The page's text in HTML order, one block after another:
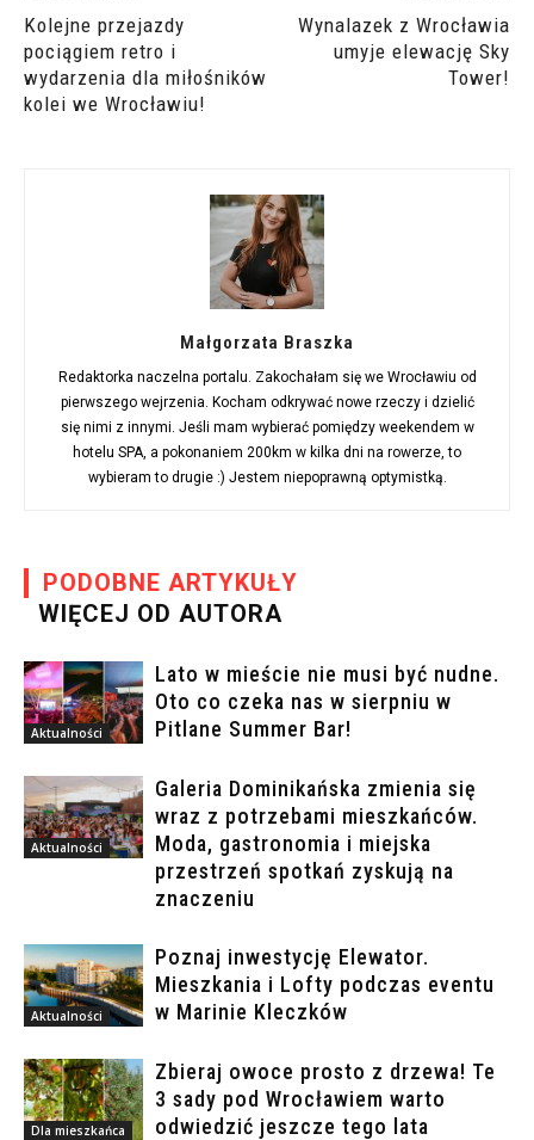
Kolejne przejazdy
pociągiem retro i
wydarzenia dla miłośników
kolei we Wrocławiu!
Wynalazek z Wrocławia
umyje elewację Sky
Tower!
Małgorzata Braszka
Redaktorka naczelna portalu. Zakochałam się we Wrocławiu od
pierwszego wejrzenia. Kocham odkrywać nowe rzeczy i dzielić
się nimi z innymi. Jeśli mam wybierać pomiędzy weekendem w
hotelu SPA, a pokonaniem 200km w kilka dni na rowerze, to
wybieram to drugie :) Jestem niepoprawną optymistką.
PODOBNE ARTYKUŁY
WIĘCEJ OD AUTORA
Aktualności
Lato w mieście nie musi być nudne.
Oto co czeka nas w sierpniu w
Pitlane Summer Bar!
Aktualności
Galeria Dominikańska zmienia się
wraz z potrzebami mieszkańców.
Moda, gastronomia i miejska
przestrzeń spotkań zyskują na
znaczeniu
Aktualności
Poznaj inwestycję Elewator.
Mieszkania i Lofty podczas eventu
w Marinie Kleczków
Dla mieszkańca
Zbieraj owoce prosto z drzewa! Te
3 sady pod Wrocławiem warto
odwiedzić jeszcze tego lata